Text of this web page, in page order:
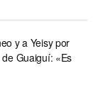
y a Yeisy por
Guaiguí: «Es